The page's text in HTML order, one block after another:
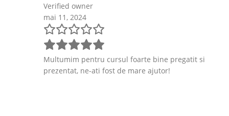
Verified owner
mai 11, 2024
Multumim pentru cursul foarte bine pregatit si
prezentat, ne-ati fost de mare ajutor!